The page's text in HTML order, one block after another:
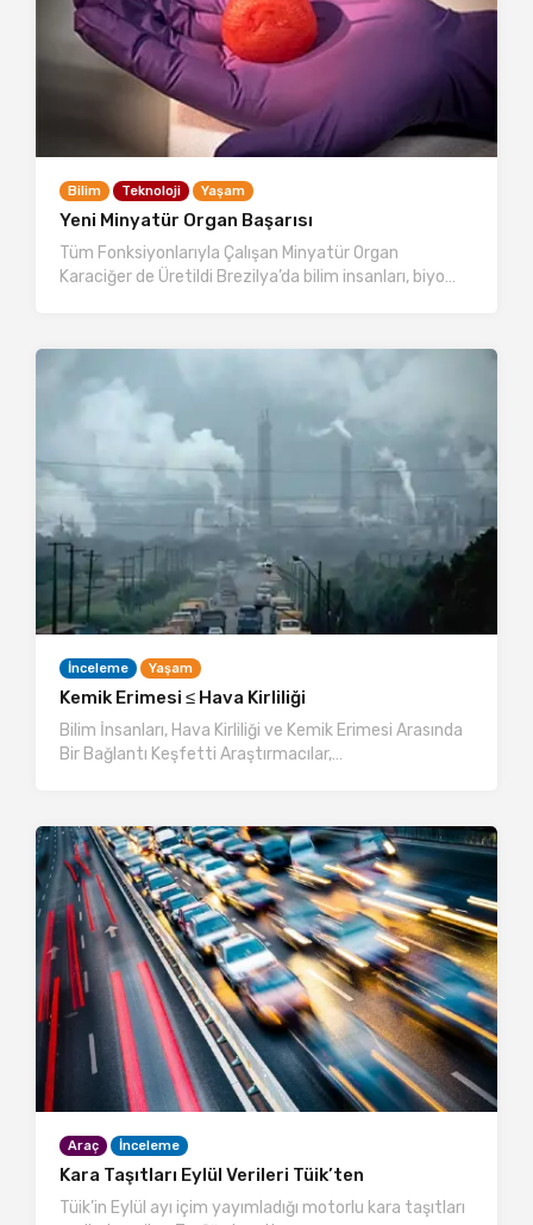
Bilim Teknoloji Yaşam
Yeni Minyatür Organ Başarısı
Tüm Fonksiyonlarıyla Çalışan Minyatür Organ
Karaciğer de Üretildi Brezilya’da bilim insanları, biyo…
İnceleme Yaşam
Kemik Erimesi ≤ Hava Kirliliği
Bilim İnsanları, Hava Kirliliği ve Kemik Erimesi Arasında
Bir Bağlantı Keşfetti Araştırmacılar,…
Araç İnceleme
Kara Taşıtları Eylül Verileri Tüik’ten
Tüik’in Eylül ayı içim yayımladığı motorlu kara taşıtları